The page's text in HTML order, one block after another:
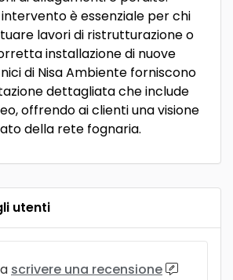
è essenziale per chi
lavori di ristrutturazione o
installazione di nuove
di Nisa Ambiente forniscono
dettagliata che include
offrendo ai clienti una visione
della rete fognaria.
utenti
scrivere una recensione